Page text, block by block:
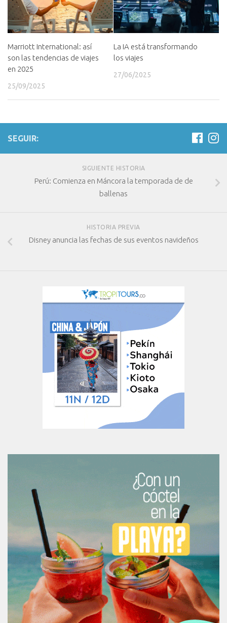
Marriott International: así
son las tendencias de viajes
en 2025
25/09/2025
La IA está transformando
los viajes
27/06/2025
SEGUIR:
SIGUIENTE HISTORIA
Perú: Comienza en Máncora la temporada de de
ballenas
HISTORIA PREVIA
Disney anuncia las fechas de sus eventos navideños